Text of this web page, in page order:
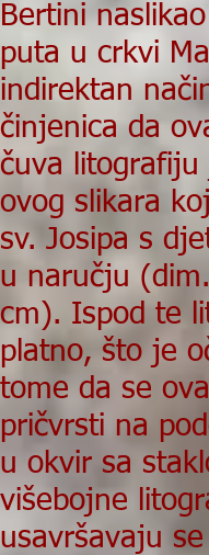
Bertini
puta u crkvi
indirektan
činjenica da
čuva litografiju
ovog slikara
sv. Josipa s
u naručju
cm). Ispod te
platno, što je
tome da se
pričvrsti na
u okvir sa
višebojne
usavršavaju